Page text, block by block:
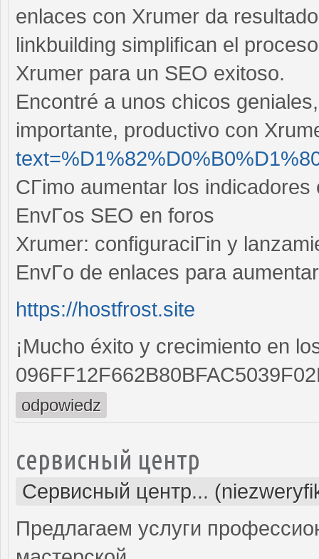
enlaces con Xrumer da
linkbuilding simplifican el
Xrumer para un SEO exitoso.
Encontré a unos chicos
importante, productivo con
CГіmo aumentar los indicadores
EnvГ­os SEO en foros
Xrumer: configuraciГіn y
EnvГ­o de enlaces para
https://hostfrost.site
¡Mucho éxito y crecimiento en
odpowiedz
сервисный центр
Сервисный центр...
Предлагаем услуги